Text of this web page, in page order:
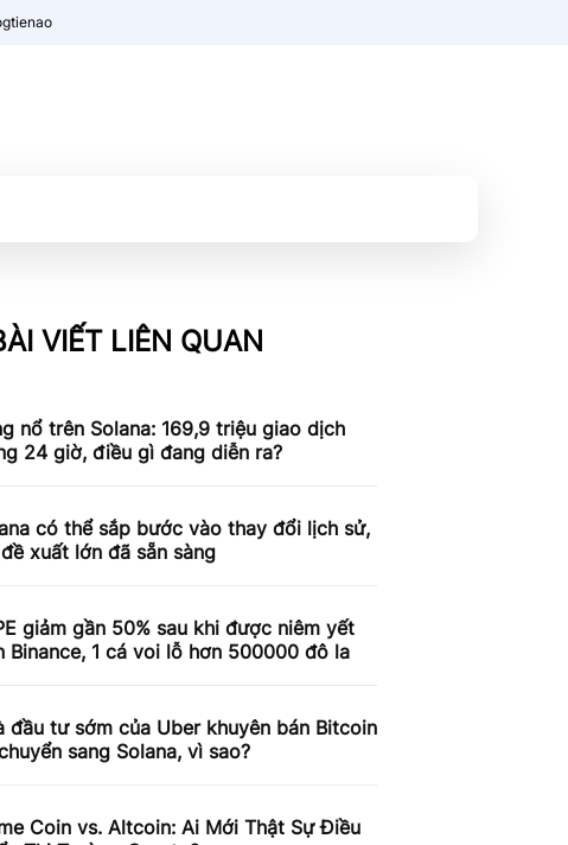
VIẾT LIÊN QUAN
nổ trên Solana: 169,9 triệu giao dịch
24 giờ, điều gì đang diễn ra?
có thể sắp bước vào thay đổi lịch sử,
xuất lớn đã sẵn sàng
giảm gần 50% sau khi được niêm yết
Binance, 1 cá voi lỗ hơn 500000 đô la
đầu tư sớm của Uber khuyên bán Bitcoin
sang Solana, vì sao?
Coin vs. Altcoin: Ai Mới Thật Sự Điều